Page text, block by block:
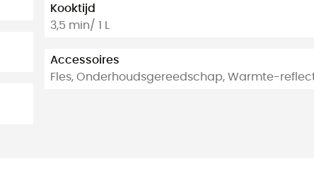
Kooktijd
3,5 min/ 1 L
Accessoires
Fles, Onderhoudsgereedschap, Warmte-